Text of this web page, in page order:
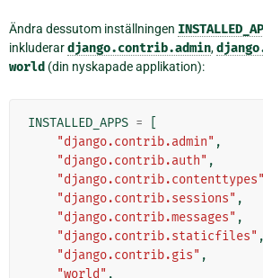
Ändra dessutom inställningen
inkluderardjango.contrib.admin,
world (din nyskapade applikation):
INSTALLED_APPS =
"django.contrib.admin" ,
"django.contrib.auth" ,
"django.contrib.contenttypes"
"django.contrib.sessions" ,
"django.contrib.messages" ,
"django.contrib.staticfiles" ,
"django.contrib.gis" ,
"world" ,